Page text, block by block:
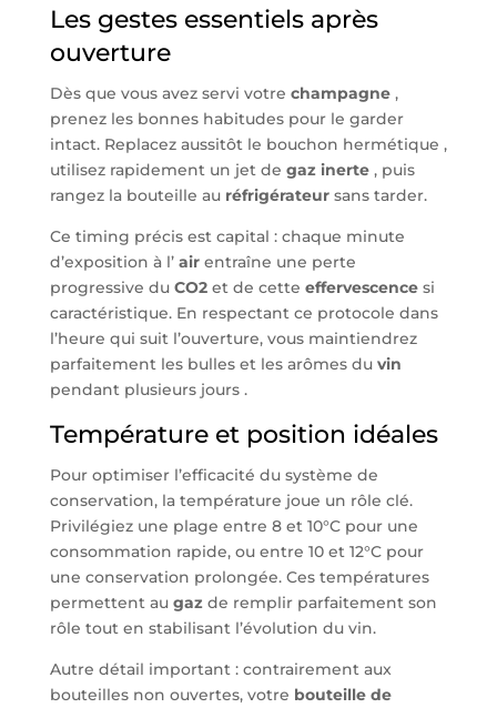
Les gestes essentiels après
ouverture
Dès que vous avez servi votre champagne,
prenez les bonnes habitudes pour le garder
intact. Replacez aussitôt le bouchon hermétique ,
utilisez rapidement un jet de gaz inerte, puis
rangez la bouteille au réfrigérateursans tarder.
Ce timing précis est capital : chaque minute
d’exposition à l’ airentraîne une perte
progressive du CO2et de cette effervescencesi
caractéristique. En respectant ce protocole dans
l’heure qui suit l’ouverture, vous maintiendrez
parfaitement les bulles et les arômes du vin
pendant plusieurs jours .
Température et position idéales
Pour optimiser l’efficacité du système de
conservation, la température joue un rôle clé.
Privilégiez une plage entre 8 et 10°C pour une
consommation rapide, ou entre 10 et 12°C pour
une conservation prolongée. Ces températures
permettent au gazde remplir parfaitement son
rôle tout en stabilisant l’évolution du vin.
Autre détail important : contrairement aux
bouteilles non ouvertes, votre bouteille de